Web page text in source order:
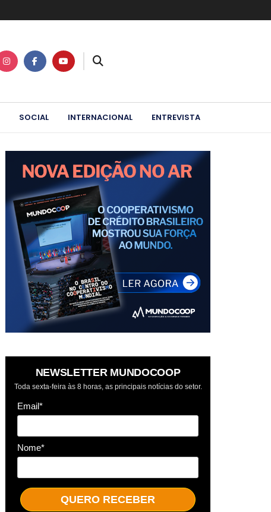
SOCIAL INTERNACIONAL ENTREVISTA
NEWSLETTER MUNDOCOOP
Toda sexta-feira às 8 horas, as principais notícias do setor.
Email*
Nome*
QUERO RECEBER